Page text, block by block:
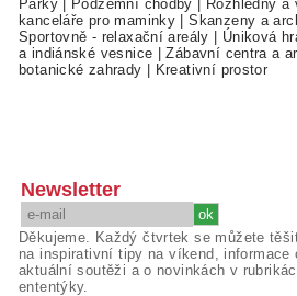
Parky| Podzemní chodby Rozhledny a
kanceláře pro maminky |Skanzeny a
Sportovně - relaxační areály
Úniková
a indiánské vesnice |Zábavní centra a
botanické zahrady
Kreativní prostor
Newsletter
Děkujeme. Každý čtvrtek se můžete
na inspirativní tipy na víkend, informace
aktuální soutěži a o novinkách v
ententýky.